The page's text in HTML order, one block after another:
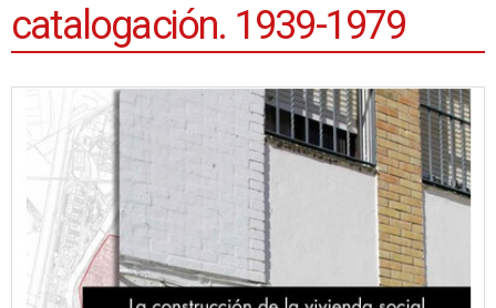
catalogación. 1939-1979